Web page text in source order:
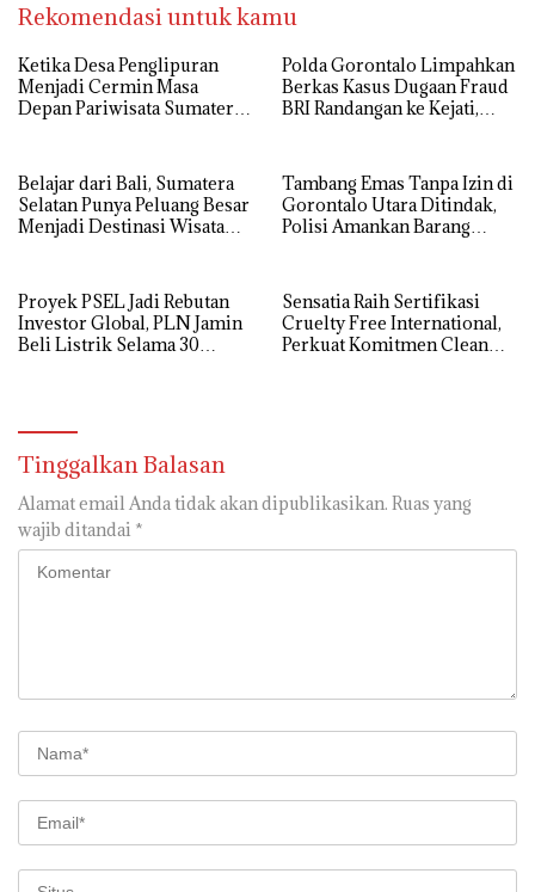
Rekomendasi untuk kamu
Ketika Desa Penglipuran
Menjadi Cermin Masa
Depan Pariwisata Sumatera
Polda Gorontalo Limpahkan
Berkas Kasus Dugaan Fraud
BRI Randangan ke Kejati,
Belajar dari Bali, Sumatera
Selatan Punya Peluang Besar
Menjadi Destinasi Wisata
Tambang Emas Tanpa Izin di
Gorontalo Utara Ditindak,
Polisi Amankan Barang
Proyek PSEL Jadi Rebutan
Investor Global, PLN Jamin
Beli Listrik Selama 30
Sensatia Raih Sertifikasi
Cruelty Free International,
Perkuat Komitmen Clean
Tinggalkan Balasan
Alamat email Anda tidak akan dipublikasikan. Ruas yang
wajib ditandai *